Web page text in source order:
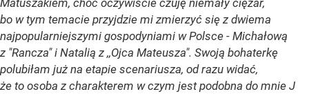
Matuszakiem, choć oczywiście czuję niemały ciężar,
bo w tym temacie przyjdzie mi zmierzyć się z dwiema
najpopularniejszymi gospodyniami w Polsce - Michałową
z "Rancza" i Natalią z ,,Ojca Mateusza". Swoją bohaterkę
polubiłam już na etapie scenariusza, od razu widać,
że to osoba z charakterem w czym jest podobna do mnie J